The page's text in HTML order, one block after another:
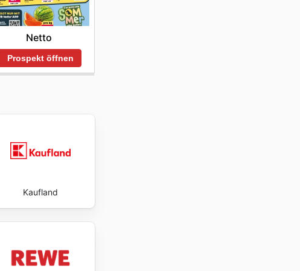
Netto
Prospekt öffnen
Kaufland